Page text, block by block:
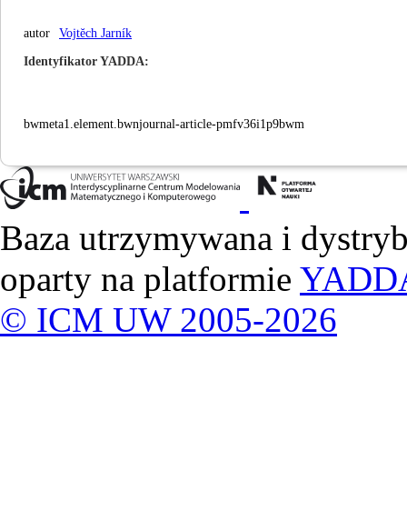
autor Vojtĕch Jarník
Identyfikator YADDA
bwmeta1.element.bwnjournal-article-pmfv36i1p9bwm
Baza utrzymywana i
oparty na platformie
© ICM UW 2005-2026